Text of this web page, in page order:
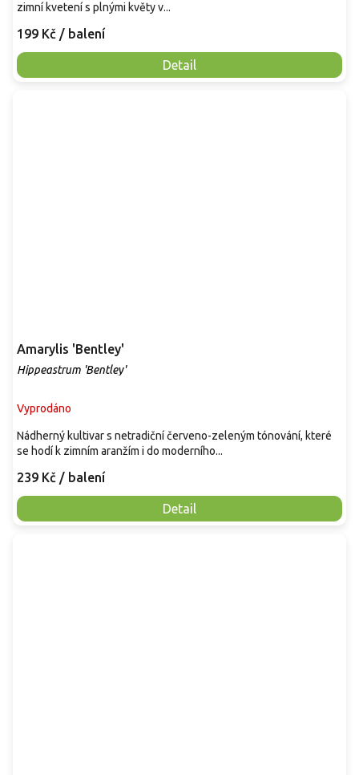
199 Kč / balení
Detail
zimní kvetení s plnými květy v...
Amarylis 'Bentley'
Hippeastrum 'Bentley'
Vyprodáno
239 Kč / balení
Detail
Nádherný kultivar s netradiční červeno-zeleným tónování, které
se hodí k zimním aranžím i do moderního...